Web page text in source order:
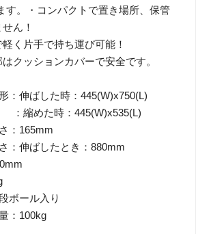
す。・コンパクトで置き場所、保管
ん！
軽く片手で持ち運び可能！
はクッションカバーで安全です。
：伸ばした時：445(W)x750(L)
時：445(W)x535(L)
：165mm
：伸ばしたとき：880mm
ボール入り
：100kg